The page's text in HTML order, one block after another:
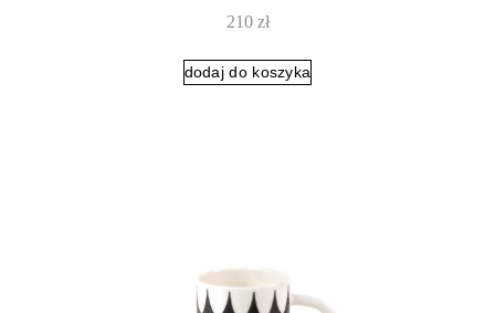
210 zł
dodaj do koszyka